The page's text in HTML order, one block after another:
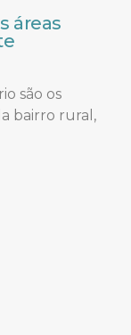
áreas
são os
bairro rural,